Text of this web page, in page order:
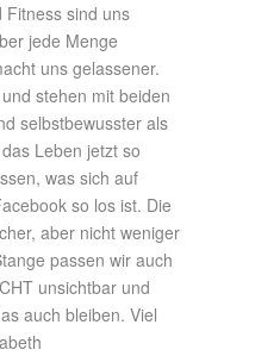
Fitness sind uns
jede Menge
uns gelassener.
stehen mit beiden
selbstbewusster als
Leben jetzt so
was sich auf
so los ist. Die
aber nicht weniger
passen wir auch
unsichtbar und
auch bleiben. Viel